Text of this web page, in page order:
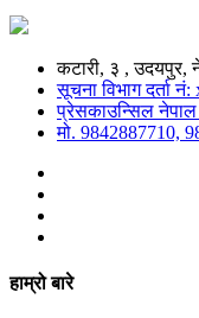
कटारी, ३ , उदयपुर,
सूचना विभाग दर्ता
प्रेसकाउन्सिल
मो. 9842887710,
हाम्रो बारे